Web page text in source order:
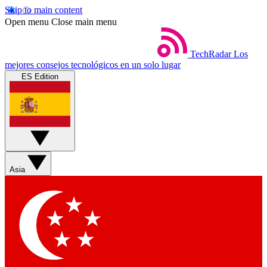
Skip to main content
Open menu Close main menu
TechRadar Los
mejores consejos tecnológicos en un solo lugar
ES Edition
Asia